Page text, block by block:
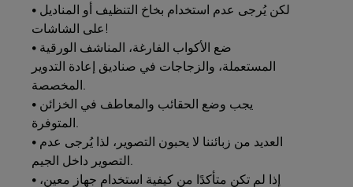
• لكن يُرجى عدم استخدام بخاخ التنظيف أو المناديل
على الشاشات!
• ضع الأكواب الفارغة، المناشف الورقية
المستعملة، والزجاجات في صناديق إعادة التدوير
• يجب وضع الحقائب والمعاطف في الخزائن
• العديد من زبائننا لا يحبون التصوير، لذا يُرجى عدم
• إذا لم تكن متأكدًا من كيفية استخدام جهاز معين،